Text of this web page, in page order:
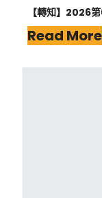
【轉知】2026
Read More